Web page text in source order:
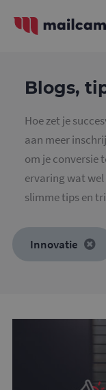
Blogs,
Hoe zet je
aan meer
om je conversie
ervaring wat
slimme tips en
Innovatie